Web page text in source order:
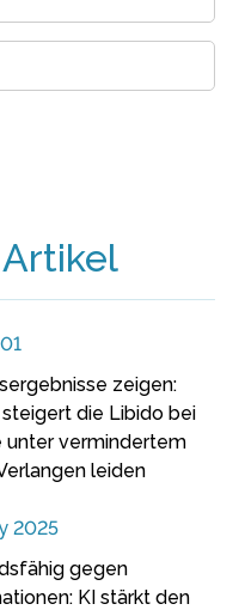
zeigen:
die Libido bei
unter vermindertem
leiden
2025
gegen
KI stärkt den